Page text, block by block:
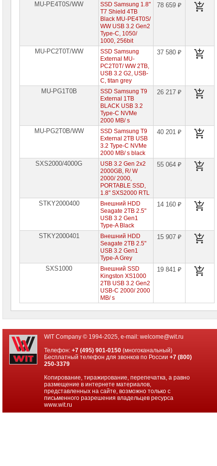
AMD
Корпуса
серверов
питания
Программное
цены
MU-PE4T0S/WW
SSD Samsung 1.8"
T7 Shield 4TB
Black MU-PE4T0S/
WW USB 3.2 Gen2
Type-C, 1050/
1000, 256bit
78 659 ₽
MU-PC2T0T/WW
SSD Samsung
External MU-
PC2T0T/ WW 2TB,
USB 3.2 G2, USB-
C, titan grey
37 580 ₽
MU-PG1T0B
SSD Samsung T9
External 1TB
BLACK USB 3.2
Type-C NVMe
2000 MB/ s
26 217 ₽
MU-PG2T0B/WW
SSD Samsung T9
External 2TB USB
3.2 Type-C NVMe
2000 MB/ s black
40 201 ₽
SXS2000/4000G
USB 3.2 Gen 2x2
2000GB, R/ W
2000/ 2000,
PORTABLE SSD,
1.8" SXS2000 RTL
55 064 ₽
STKY2000400
Внешний HDD
Seagate 2TB 2.5"
USB 3.2 Gen1
Type-A Black
14 160 ₽
STKY2000401
Внешний HDD
Seagate 2TB 2.5"
USB 3.2 Gen1
Type-A Grey
15 907 ₽
SXS1000
Внешний SSD
Kingston XS1000
2TB USB 3.2 Gen2
USB-C 2000/ 2000
MB/ s
19 841 ₽
WIT Company © 1994-2025, e-mail: welcome@wit.ru
Телефон:+7 (495) 901-0150 (многоканальный)
Бесплатный телефон для звонков по России+7 (800)
250-3379
Копирование, тиражирование, перепечатка, а равно
размещение в интернете материалов,
представленных на сайте, возможно только с
письменного разрешения владельцев ресурса
www.wit.ru